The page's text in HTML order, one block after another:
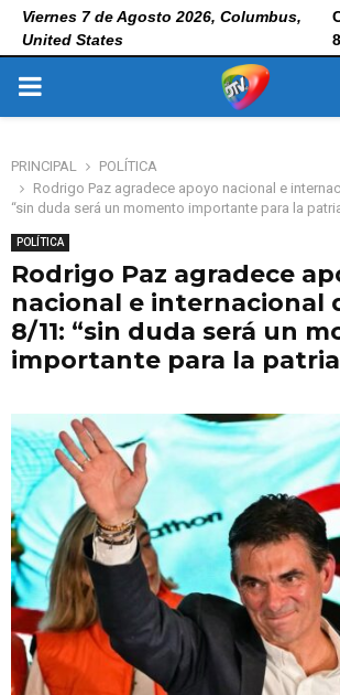
Viernes 7 de Agosto 2026, Columbus,
United States
PRIMARY
PRINCIPAL
POLÍTICA
Rodrigo Paz agradece apoyo nacional e
“sin duda será un momento importante para la
POLÍTICA
Rodrigo Paz agradece
nacional e internacional
8/11: “sin duda será un
importante para la